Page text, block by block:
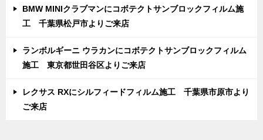
BMW MINIクラブマンにコボテクトサンブロックフィルム施
工 千葉県松戸市よりご来店
ランボルギーニ ウラカンにコボテクトサンブロックフィルム
施工 東京都世田谷区よりご来店
レクサス RXにシルフィードフィルム施工 千葉県市原市より
ご来店